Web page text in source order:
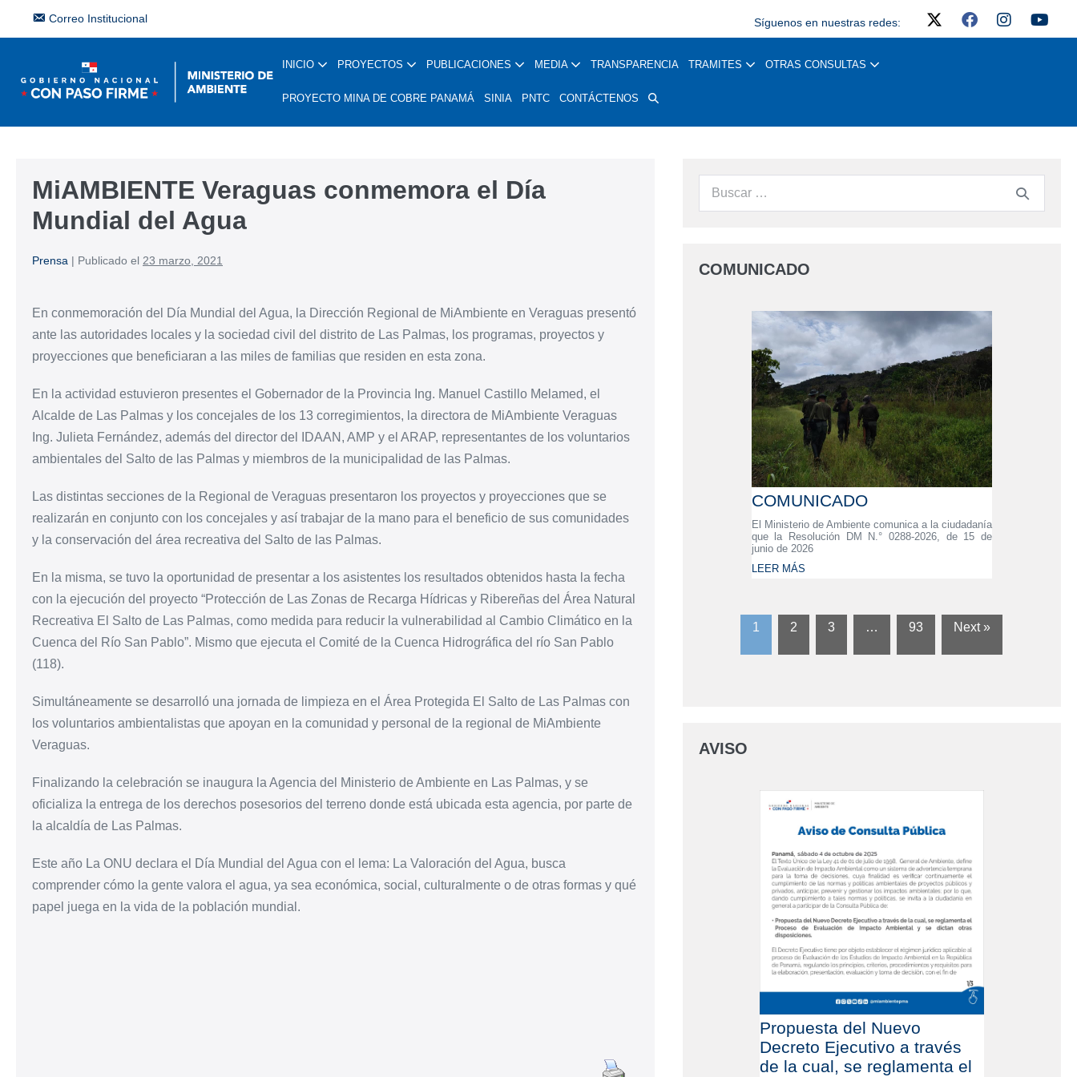
Correo Institucional Síguenos en nuestras redes:
INICIO PROYECTOS PUBLICACIONES MEDIA TRANSPARENCIA TRAMITES OTRAS CONSULTAS
PROYECTO MINA DE COBRE PANAMÁ SINIA PNTC CONTÁCTENOS
MiAMBIENTE Veraguas conmemora el Día
Mundial del Agua
Prensa | Publicado el 23 marzo, 2021
En conmemoración del Día Mundial del Agua, la Dirección Regional de MiAmbiente en Veraguas presentó
ante las autoridades locales y la sociedad civil del distrito de Las Palmas, los programas, proyectos y
proyecciones que beneficiaran a las miles de familias que residen en esta zona.
En la actividad estuvieron presentes el Gobernador de la Provincia Ing. Manuel Castillo Melamed, el
Alcalde de Las Palmas y los concejales de los 13 corregimientos, la directora de MiAmbiente Veraguas
Ing. Julieta Fernández, además del director del IDAAN, AMP y el ARAP, representantes de los voluntarios
ambientales del Salto de las Palmas y miembros de la municipalidad de las Palmas.
Las distintas secciones de la Regional de Veraguas presentaron los proyectos y proyecciones que se
realizarán en conjunto con los concejales y así trabajar de la mano para el beneficio de sus comunidades
y la conservación del área recreativa del Salto de las Palmas.
En la misma, se tuvo la oportunidad de presentar a los asistentes los resultados obtenidos hasta la fecha
con la ejecución del proyecto “Protección de Las Zonas de Recarga Hídricas y Ribereñas del Área Natural
Recreativa El Salto de Las Palmas, como medida para reducir la vulnerabilidad al Cambio Climático en la
Cuenca del Río San Pablo”. Mismo que ejecuta el Comité de la Cuenca Hidrográfica del río San Pablo
(118).
Simultáneamente se desarrolló una jornada de limpieza en el Área Protegida El Salto de Las Palmas con
los voluntarios ambientalistas que apoyan en la comunidad y personal de la regional de MiAmbiente
Veraguas.
Finalizando la celebración se inaugura la Agencia del Ministerio de Ambiente en Las Palmas, y se
oficializa la entrega de los derechos posesorios del terreno donde está ubicada esta agencia, por parte de
la alcaldía de Las Palmas.
Este año La ONU declara el Día Mundial del Agua con el lema: La Valoración del Agua, busca
comprender cómo la gente valora el agua, ya sea económica, social, culturalmente o de otras formas y qué
papel juega en la vida de la población mundial.
COMUNICADO
COMUNICADO
El Ministerio de Ambiente comunica a la ciudadanía
que la Resolución DM N.° 0288-2026, de 15 de
junio de 2026
LEER MÁS
1 2 3 … 93 Next »
AVISO
Propuesta del Nuevo
Decreto Ejecutivo a través
de la cual, se reglamenta el